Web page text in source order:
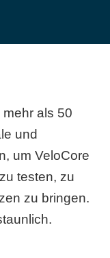
als 50
und
um VeloCore
testen, zu
zu bringen.